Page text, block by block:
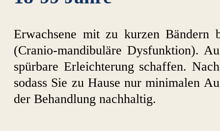
Erwachsene mit zu kurzen Bändern
(Cranio-mandibuläre Dysfunktion).
spürbare Erleichterung schaffen.
sodass Sie zu Hause nur minimalen
der Behandlung nachhaltig.